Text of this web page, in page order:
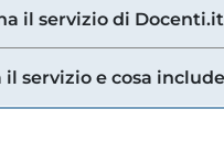
il servizio di
servizio e cosa